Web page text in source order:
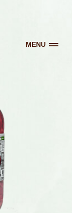
MENU